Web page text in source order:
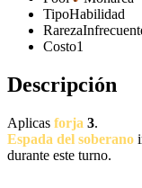
TipoHabilidad
Rareza
Costo1
Descripción
Aplicas forja 3.
Espada del soberano
durante este turno.